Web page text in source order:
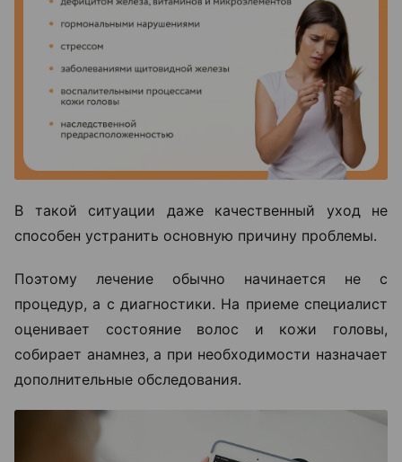
В такой ситуации даже качественный уход не
способен устранить основную причину проблемы.
Поэтому лечение обычно начинается не с
процедур, а с диагностики. На приеме специалист
оценивает состояние волос и кожи головы,
собирает анамнез, а при необходимости назначает
дополнительные обследования.